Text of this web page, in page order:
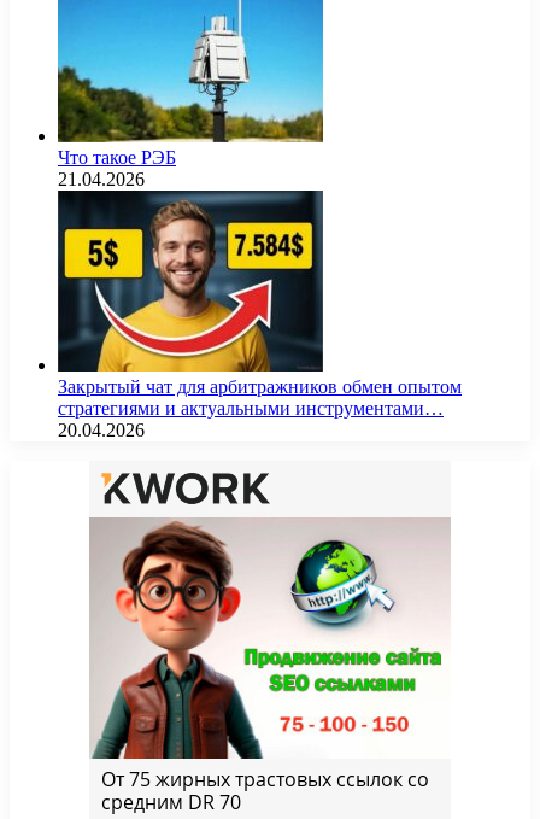
Что такое РЭБ
21.04.2026
Закрытый чат для арбитражников обмен опытом
стратегиями и актуальными инструментами…
20.04.2026